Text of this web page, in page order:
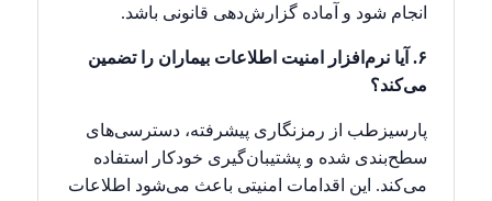
انجام شود و آماده گزارش‌دهی قانونی باشد.
۶. آیا نرم‌افزار امنیت اطلاعات بیماران را تضمین
می‌کند؟
پارسیزطب از رمزنگاری پیشرفته، دسترسی‌های
سطح‌بندی شده و پشتیبان‌گیری خودکار استفاده
می‌کند. این اقدامات امنیتی باعث می‌شود اطلاعات